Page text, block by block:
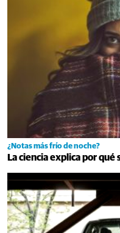
¿Notas más frío de noche?
La ciencia explica por